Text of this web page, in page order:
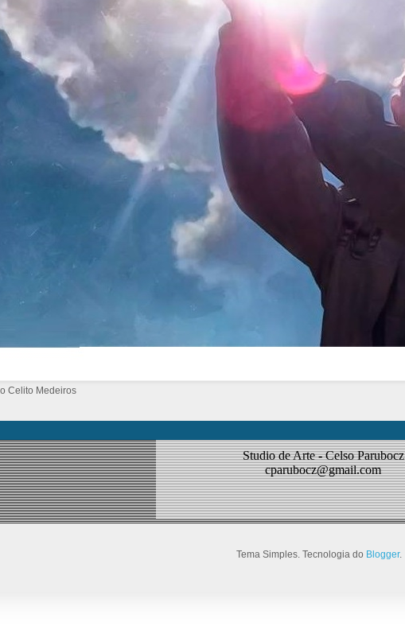
Celito Medeiros
Studio de Arte - Celso Parubocz
cparubocz@gmail.com
Tema Simples. Tecnologia do Blogger.